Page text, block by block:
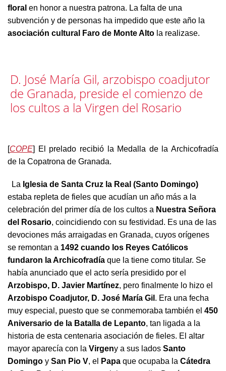
floral en honor a nuestra patrona. La falta de una
subvención y de personas ha impedido que este año la
asociación cultural Faro de Monte Alto la realizase.
D. José María Gil, arzobispo coadjutor
de Granada, preside el comienzo de
los cultos a la Virgen del Rosario
[COPE] El prelado recibió la Medalla de la Archicofradía
de la Copatrona de Granada.
La Iglesia de Santa Cruz la Real (Santo Domingo)
estaba repleta de fieles que acudían un año más a la
celebración del primer día de los cultos a Nuestra Señora
del Rosario, coincidiendo con su festividad. Es una de las
devociones más arraigadas en Granada, cuyos orígenes
se remontan a 1492 cuando los Reyes Católicos
fundaron la Archicofradía que la tiene como titular. Se
había anunciado que el acto sería presidido por el
Arzobispo, D. Javier Martínez, pero finalmente lo hizo el
Arzobispo Coadjutor, D. José María Gil . Era una fecha
muy especial, puesto que se conmemoraba también el 450
Aniversario de la Batalla de Lepanto, tan ligada a la
historia de esta centenaria asociación de fieles. El altar
mayor aparecía con la Virgeny a sus lados Santo
Domingo y San Pio V, el Papa que ocupaba la Cátedra